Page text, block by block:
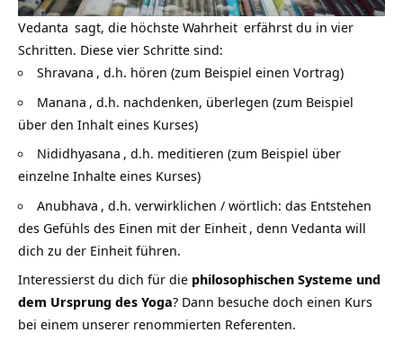
Vedanta sagt, die höchste Wahrheit erfährst du in vier
Schritten. Diese vier Schritte sind:
Shravana , d.h. hören (zum Beispiel einen Vortrag)
Manana , d.h. nachdenken, überlegen (zum Beispiel
über den Inhalt eines Kurses)
Nididhyasana , d.h. meditieren (zum Beispiel über
einzelne Inhalte eines Kurses)
Anubhava , d.h. verwirklichen / wörtlich: das Entstehen
des Gefühls des Einen mit der Einheit , denn Vedanta will
dich zu der Einheit führen.
Interessierst du dich für die philosophischen Systeme und
dem Ursprung des Yoga? Dann besuche doch einen Kurs
bei einem unserer renommierten Referenten.